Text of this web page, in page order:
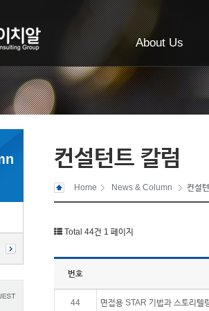
About Us
컨설턴트 칼럼
Home News & Column 컨설
Total 44건 1 페이지
번호
44 면접용 STAR 기법과 스토리텔